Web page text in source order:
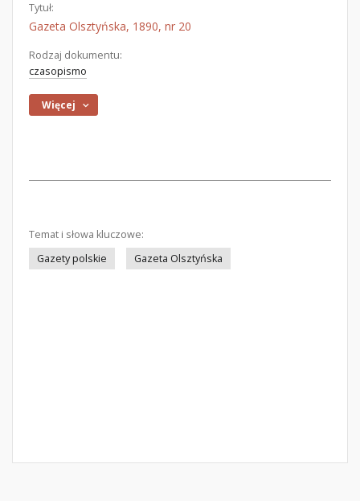
Tytuł:
Gazeta Olsztyńska, 1890, nr 20
Rodzaj dokumentu:
czasopismo
Więcej
Temat i słowa kluczowe:
Gazety polskie
Gazeta Olsztyńska